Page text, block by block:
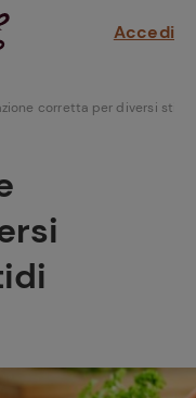
Accedi
corretta per diversi stili